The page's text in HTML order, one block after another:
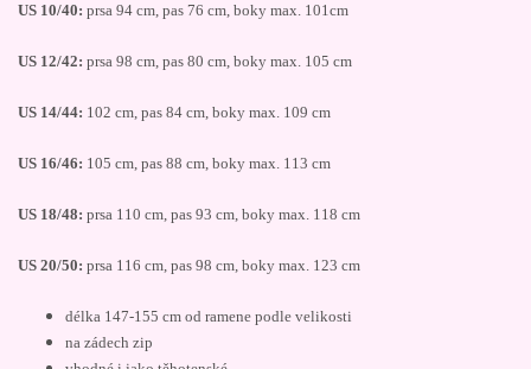
US 10/40: prsa 94 cm, pas 76 cm, boky max. 101cm
US 12/42: prsa 98 cm, pas 80 cm, boky max. 105 cm
US 14/44: 102 cm, pas 84 cm, boky max. 109 cm
US 16/46: 105 cm, pas 88 cm, boky max. 113 cm
US 18/48: prsa 110 cm, pas 93 cm, boky max. 118 cm
US 20/50: prsa 116 cm, pas 98 cm, boky max. 123 cm
délka 147-155 cm od ramene podle velikosti
na zádech zip